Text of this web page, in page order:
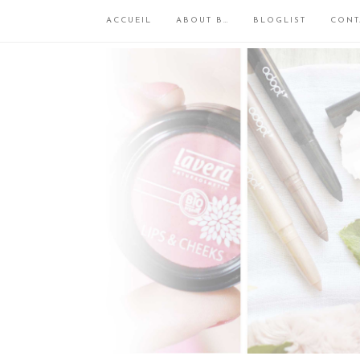
ACCUEIL ABOUT B… BLOGLIST